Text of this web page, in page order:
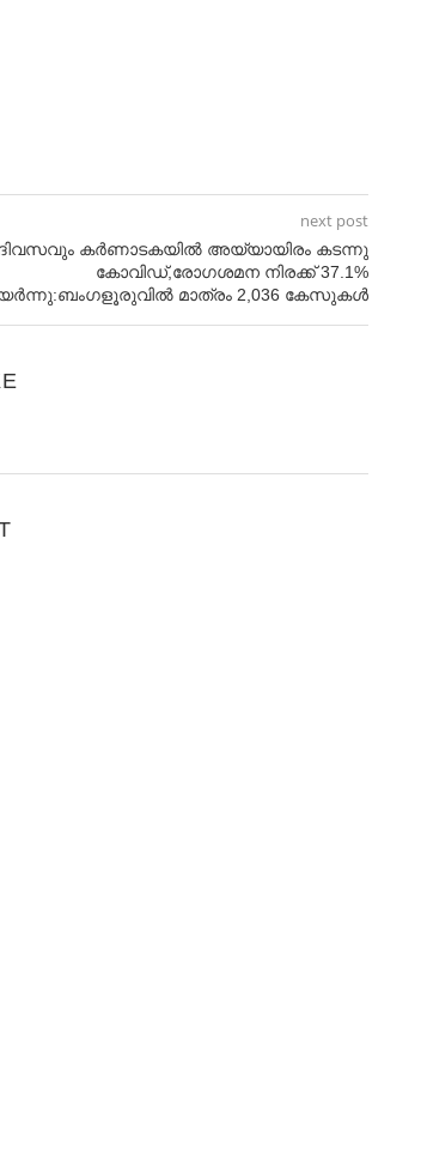
next post
ദിവസവും കർണാടകയിൽ അയ്യായിരം കടന്നു
കോവിഡ്,രോഗശമന നിരക്ക് 37.1%
മാത്രം 2,036 കേസുകൾ